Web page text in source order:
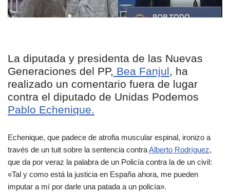
La diputada y presidenta de las Nuevas
Generaciones del PP, Bea Fanjul, ha
realizado un comentario fuera de lugar
contra el diputado de Unidas Podemos
Pablo Echenique.
Echenique, que padece de atrofia muscular espinal, ironizo a
través de un tuit sobre la sentencia contraAlberto Rodríguez,
que da por veraz la palabra de un Policía contra la de un civil:
«Tal y como está la justicia en España ahora, me pueden
imputar a mí por darle una patada a un policía».